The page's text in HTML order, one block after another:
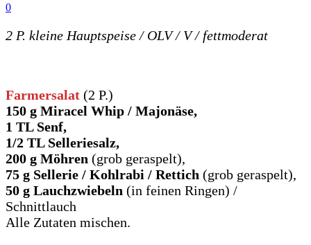
0
2 P. kleine Hauptspeise / OLV / V / fettmoderat
Farmersalat (2 P.)
150 g Miracel Whip / Majonäse,
1 TL Senf,
1/2 TL Selleriesalz,
200 g Möhren (grob geraspelt),
75 g Sellerie / Kohlrabi / Rettich (grob geraspelt),
50 g Lauchzwiebeln (in feinen Ringen) /
Schnittlauch
Alle Zutaten mischen.